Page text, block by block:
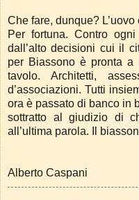
Che fare, dunque?
Per fortuna. Contro
dall’alto decisioni cui il
per Biassono è pronta a
tavolo. Architetti,
d’associazioni. Tutti
ora è passato di banco in
sottratto al giudizio di
all’ultima parola. Il
Alberto Caspani